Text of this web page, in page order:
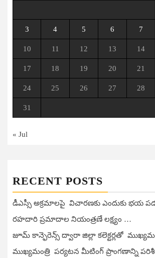
3 4 5 6 7
10 11 12 13 14
17 18 19 20 21
24 25 26 27 28
31
« Jul
RECENT POSTS
డీఎస్సీ అక్రమాలపై విచారణకు ఎందుకు భయ
రహదారి ప్రమాదాల నియంత్రణే లక్ష్యం …
జూమ్ కాన్ఫెరెన్స్ ద్వారా జిల్లా కలెక్టర్లతో
ముఖ్యమంత్రి పర్యటన మీటింగ్ ప్రాంగణాన్ని